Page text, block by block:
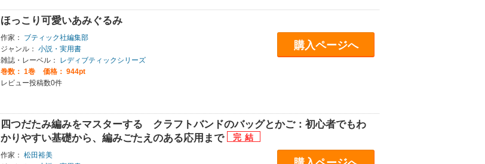
ほっこり可愛いあみぐるみ
作家：
ブティック社編集部
ジャンル： 小説・実用書
雑誌・レーベル：
レディブティックシリーズ
巻数： 1巻
価格： 944pt
レビュー投稿数0件
購入ページへ
四つだたみ編みをマスターする クラフトバンドのバッグとかご：初心者でもわ
かりやすい基礎から、編みごたえのある応用まで
作家： 松田裕美